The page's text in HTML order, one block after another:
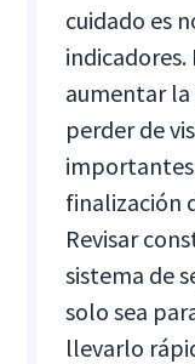
cuidado es
indicadores.
aumentar
perder de
finalización
Revisar
sistema de
solo sea
llevarlo